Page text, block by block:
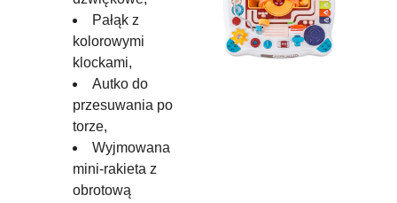
Pałąk z
kolorowymi
klockami,
Autko do
przesuwania po
torze,
Wyjmowana
mini-rakieta z
obrotową